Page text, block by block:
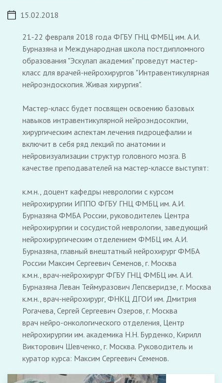
15.02.2018
21-22 февраля 2018 года ФГБУ ГНЦ ФМБЦ им. А.И.
Бурназяна и Международная школа постдипломного
образования "Эскулап академия" проведут мастер-
класс для врачей-нейрохирургов "Интравентикулярная
нейроэндоскопия. Живая хирургия".
Мастер-класс будет посвящен освоению базовых
навыков интравентикулярной нейроэндосокпии,
хирургическим аспектам лечения гидроцефалии и
включит в себя ряд лекций по анатомии и
нейровизуализации структур головного мозга. В
качестве преподавателей на мастер-классе выступят:
к.м.н., доцент кафедры неврологии с курсом
нейрохирургии ИППО ФГБУ ГНЦ ФМБЦ им. А.И.
Бурназяна ФМБА России, руководителеь Центра
нейрохирургии и сосудистой неврологии, заведующий
нейрохирургическим отделением ФМБЦ им. А.И.
Бурназяна, главный внештатный нейрохирург ФМБА
России Максим Сергеевич Семенов, г. Москва
к.м.н., врач-нейрохирург ФГБУ ГНЦ ФМБЦ им. А.И.
Бурназяна Леван Теймуразович Лепсверидзе, г. Москва
к.м.н., врач-нейрохирург, ФНКЦ ДГОИ им. Дмитрия
Рогачева, Сергей Сергеевич Озеров, г. Москва
врач нейро-онкологического отделения, Центр
нейрохирургии им. академика Н.Н. Бурденко, Кирилл
Викторович Шевченко, г. Москва. Руководитель и
куратор курса: Максим Сергеевич Семенов.